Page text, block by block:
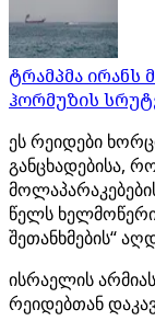
ტრამპმა ირანს
ჰორმუზის
ეს რეიდები
განცხადებისა,
წელს
შეთანხმების“
ისრაელის
რეიდებთან